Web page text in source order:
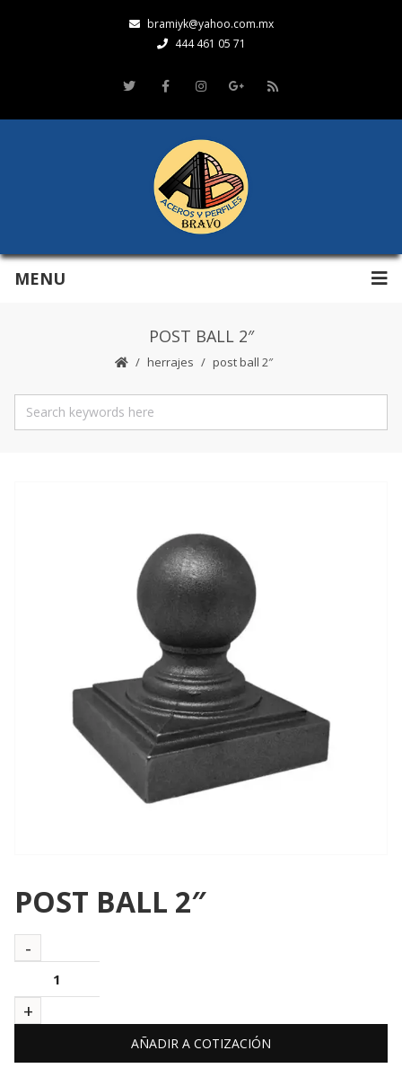
bramiyk@yahoo.com.mx
444 461 05 71
MENU
POST BALL 2″
herrajes post ball 2″
POST BALL 2″
AÑADIR A COTIZACIÓN